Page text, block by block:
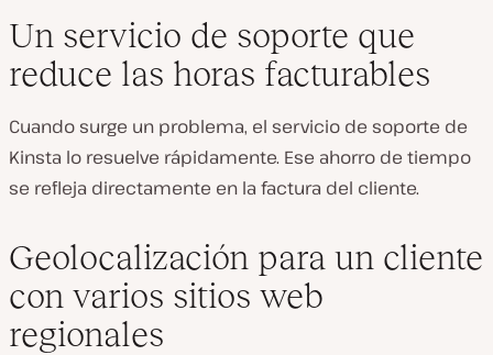
Un servicio de soporte que
reduce las horas facturables
Cuando surge un problema, el servicio de soporte de
Kinsta lo resuelve rápidamente. Ese ahorro de tiempo
se refleja directamente en la factura del cliente.
Geolocalización para un cliente
con varios sitios web
regionales